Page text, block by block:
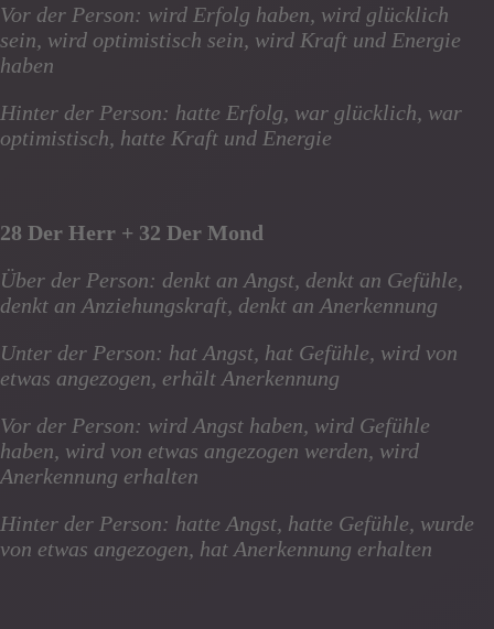
Vor der Person: wird Erfolg haben, wird glücklich
sein, wird optimistisch sein, wird Kraft und Energie
haben
Hinter der Person: hatte Erfolg, war glücklich, war
optimistisch, hatte Kraft und Energie
28 Der Herr + 32 Der Mond
Über der Person: denkt an Angst, denkt an Gefühle,
denkt an Anziehungskraft, denkt an Anerkennung
Unter der Person: hat Angst, hat Gefühle, wird von
etwas angezogen, erhält Anerkennung
Vor der Person: wird Angst haben, wird Gefühle
haben, wird von etwas angezogen werden, wird
Anerkennung erhalten
Hinter der Person: hatte Angst, hatte Gefühle, wurde
von etwas angezogen, hat Anerkennung erhalten